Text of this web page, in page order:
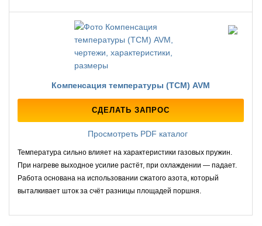
Компенсация температуры (TCM) AVM
СДЕЛАТЬ ЗАПРОС
Просмотреть PDF каталог
Температура сильно влияет на характеристики газовых пружин.
При нагреве выходное усилие растёт, при охлаждении — падает.
Работа основана на использовании сжатого азота, который
выталкивает шток за счёт разницы площадей поршня.